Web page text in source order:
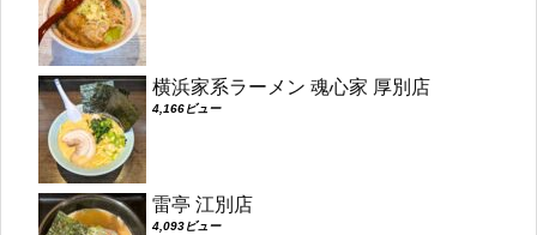
横浜家系ラーメン 魂心家 厚別店
4,166ビュー
雷亭 江別店
4,093ビュー